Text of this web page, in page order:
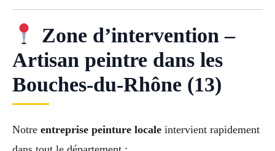
Zone d’intervention –
Artisan peintre dans les
Bouches-du-Rhône (13)
Notre entreprise peinture locale intervient rapidement